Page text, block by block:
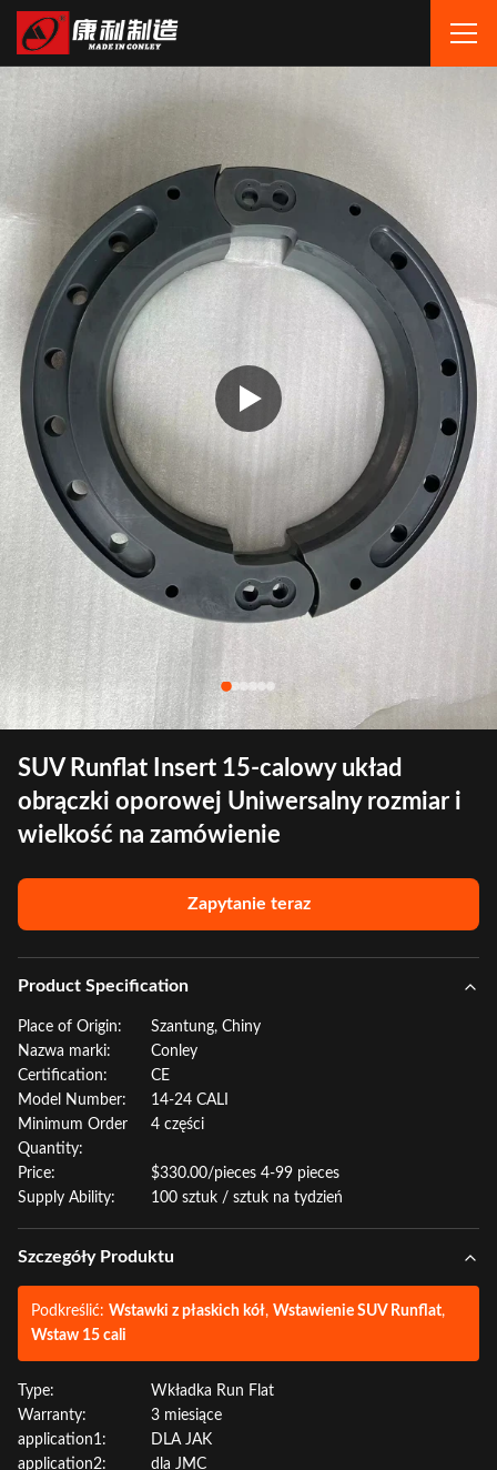
SUV Runflat Insert 15-calowy układ
obrączki oporowej Uniwersalny rozmiar i
wielkość na zamówienie
Zapytanie teraz
Product Specification
Place of Origin:
Szantung, Chiny
Nazwa marki:
Conley
Certification:
CE
Model Number:
14-24 CALI
Minimum Order
Quantity:
4 części
Price:
$330.00/pieces 4-99 pieces
Supply Ability:
100 sztuk / sztuk na tydzień
Szczegóły Produktu
Podkreślić: Wstawki z płaskich kół, Wstawienie SUV Runflat,
Wstaw 15 cali
Type:
Wkładka Run Flat
Warranty:
3 miesiące
application1:
DLA JAK
application2:
dla JMC